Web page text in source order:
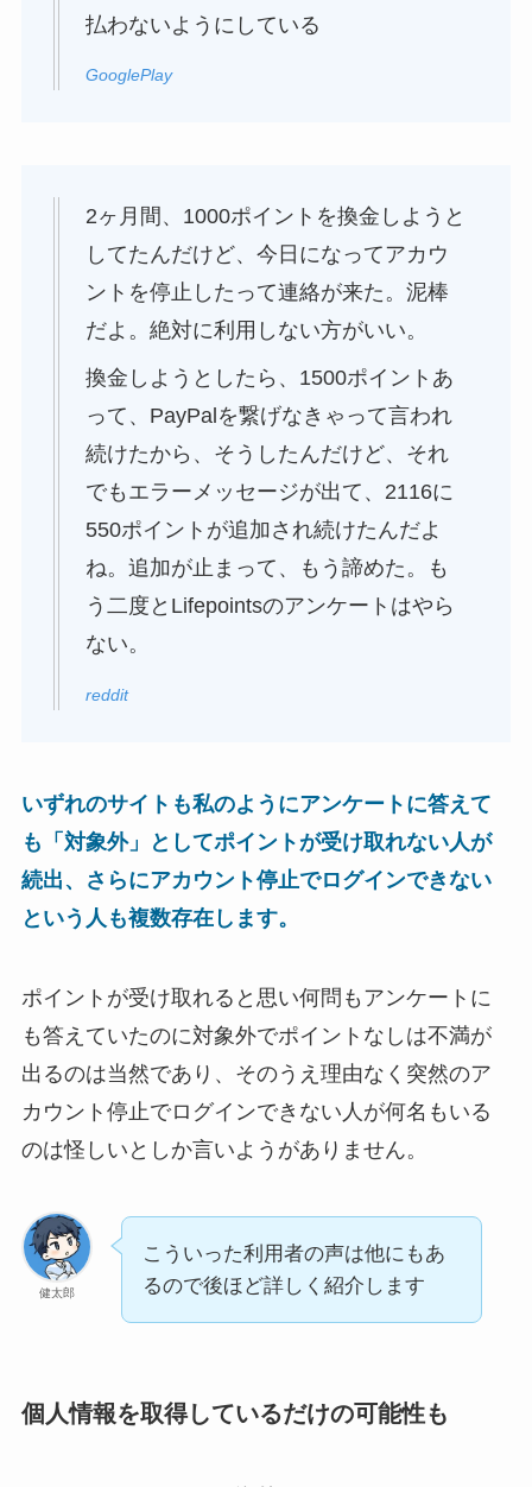
払わないようにしている
GooglePlay
2ヶ月間、1000ポイントを換金しようと
してたんだけど、今日になってアカウ
ントを停止したって連絡が来た。泥棒
だよ。絶対に利用しない方がいい。
換金しようとしたら、1500ポイントあ
って、PayPalを繋げなきゃって言われ
続けたから、そうしたんだけど、それ
でもエラーメッセージが出て、2116に
550ポイントが追加され続けたんだよ
ね。追加が止まって、もう諦めた。も
う二度とLifepointsのアンケートはやら
ない。
reddit
いずれのサイトも私のようにアンケートに答えて
も「対象外」としてポイントが受け取れない人が
続出、さらにアカウント停止でログインできない
という人も複数存在します。
ポイントが受け取れると思い何問もアンケートに
も答えていたのに対象外でポイントなしは不満が
出るのは当然であり、そのうえ理由なく突然のア
カウント停止でログインできない人が何名もいる
のは怪しいとしか言いようがありません。
健太郎
こういった利用者の声は他にもあ
るので後ほど詳しく紹介します
個人情報を取得しているだけの可能性も